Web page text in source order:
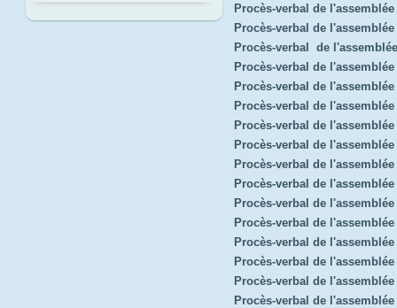
Procès-verbal de
Procès-verbal de
Procès-verbal de
Procès-verbal de
Procès-verbal de
Procès-verbal de
Procès-verbal de
Procès-verbal de
Procès-verbal de
Procès-verbal de
Procès-verbal de
Procès-verbal de
Procès-verbal de
Procès-verbal de
Procès-verbal de
Procès-verbal de